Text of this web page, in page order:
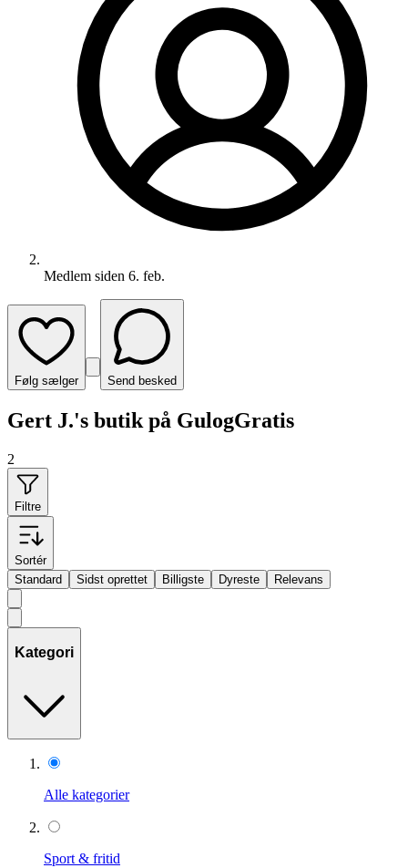
Medlem siden 6. feb.
Følg sælger Send besked
Gert J.'s butik på GulogGratis
2
Filtre
Sortér
Standard
Sidst oprettet Billigste Dyreste Relevans
Kategori
Alle kategorier
Sport & fritid